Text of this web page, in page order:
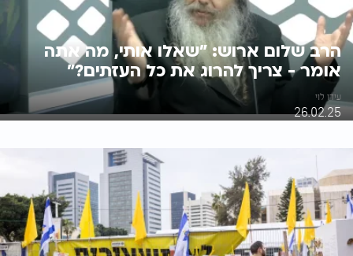
הרב שלום ארוש: "שאלו אותי, מה אתה
אומר - צריך להרוג את כל העזתים?"
עידו לוי
26.02.25